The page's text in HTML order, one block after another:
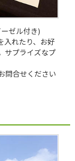
ゼル付き)
入れたり、お好
サプライズなプ
問合せください